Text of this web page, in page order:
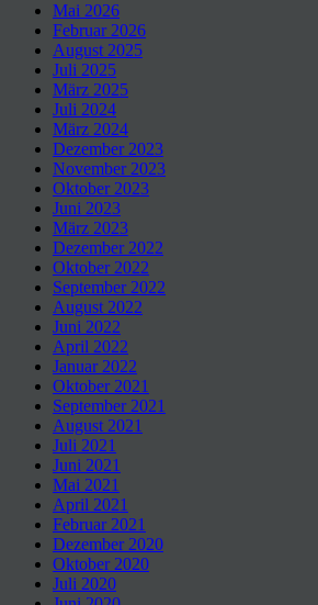
Mai 2026
Februar 2026
August 2025
Juli 2025
März 2025
Juli 2024
März 2024
Dezember 2023
November 2023
Oktober 2023
Juni 2023
März 2023
Dezember 2022
Oktober 2022
September 2022
August 2022
Juni 2022
April 2022
Januar 2022
Oktober 2021
September 2021
August 2021
Juli 2021
Juni 2021
Mai 2021
April 2021
Februar 2021
Dezember 2020
Oktober 2020
Juli 2020